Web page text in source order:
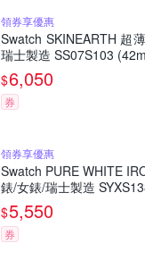
領券享優惠
Swatch SKINEARTH 超
瑞士製造 SS07S103
$6,050
券
領券享優惠
Swatch PURE WHITE
錶/女錶/瑞士製造
$5,550
券